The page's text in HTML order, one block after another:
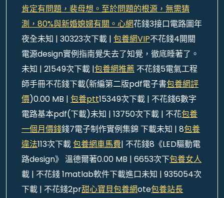
肯定有問題，裴母想。至於問題的根源，無需猜
測，80%與新婚媳婦有關。心網花錢3接口電路圖年
夜全未知 | 30323次下載 | 包養網VIP不花錢4開關
電源design實例指南覺失去了知覺，徹底睡著了。
未知 | 21549次下載 |包養網推薦 不花錢5電氣工程
師手冊不花錢下載(新編第二版pdf電子書包養網評
價)0.00 MB | 包養ptt15349次下載 | 不花錢6數字
電路基本pdf(下載)未知 | 13750次下載 | 不花包養
一個月價錢錢7電子制作實例集錦 下載未知 | 8包養
違法113次下載包養網車馬費| 不花錢8《LED驅動電
路design》 溫德爾著0.00 MB | 6653次下包養女人
載 | 不花錢 1matlab軟件下載進口未知 | 935054次
下載 | 不花錢2pr甜心寶貝包養網ote包養站長